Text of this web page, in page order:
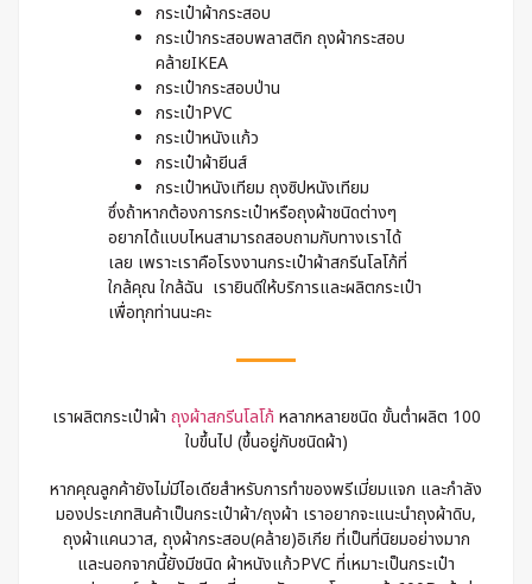
กระเป๋าผ้ากระสอบ
กระเป๋ากระสอบพลาสติก ถุงผ้ากระสอบ
คล้ายIKEA
กระเป๋ากระสอบป่าน
กระเป๋าPVC
กระเป๋าหนังแก้ว
กระเป๋าผ้ายีนส์
กระเป๋าหนังเทียม ถุงซิปหนังเทียม
ซึ่งถ้าหากต้องการกระเป๋าหรือถุงผ้าชนิดต่างๆ
อยากได้แบบไหนสามารถสอบถามกับทางเราได้
เลย เพราะเราคือโรงงานกระเป๋าผ้าสกรีนโลโก้ที่
ใกล้คุณ ใกล้ฉัน เรายินดีให้บริการและผลิตกระเป๋า
เพื่อทุกท่านนะคะ
เราผลิตกระเป๋าผ้า ถุงผ้าสกรีนโลโก้ หลากหลายชนิด ขั้นต่ำผลิต 100
ใบขึ้นไป (ขึ้นอยู่กับชนิดผ้า)
หากคุณลูกค้ายังไม่มีไอเดียสำหรับการทำของพรีเมี่ยมแจก และกำลัง
มองประเภทสินค้าเป็นกระเป๋าผ้า/ถุงผ้า เราอยากจะแนะนำถุงผ้าดิบ,
ถุงผ้าแคนวาส, ถุงผ้ากระสอบ(คล้าย)อิเกีย ที่เป็นที่นิยมอย่างมาก
และนอกจากนี้ยังมีชนิด ผ้าหนังแก้วPVC ที่เหมาะเป็นกระเป๋า